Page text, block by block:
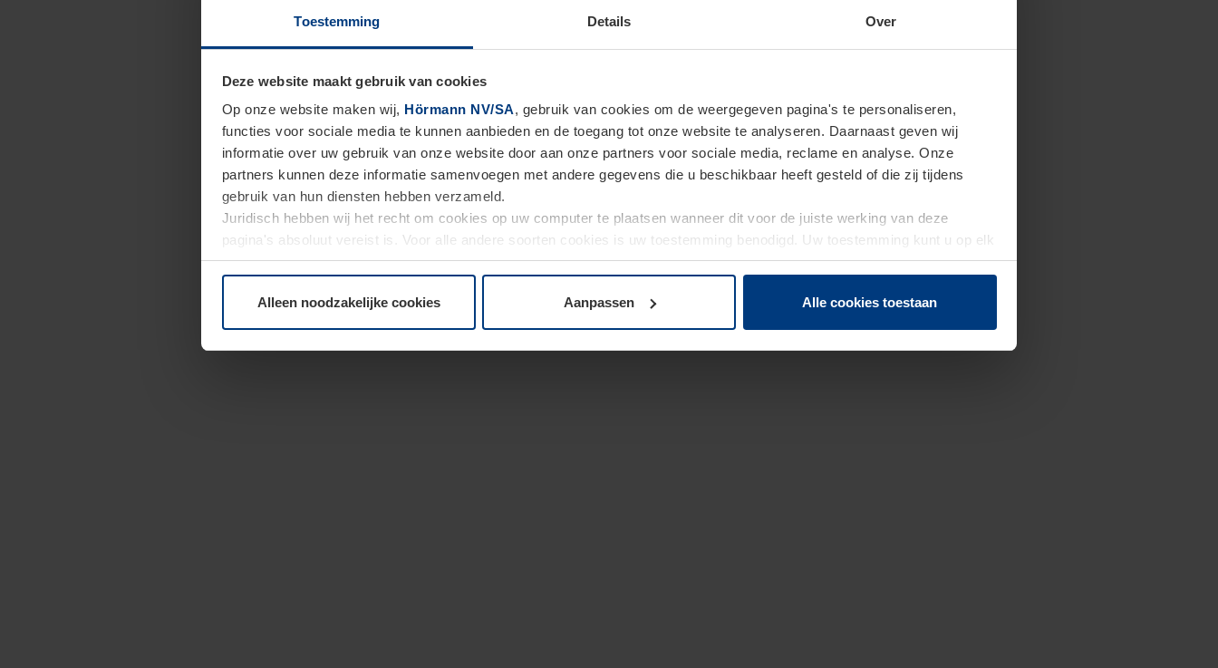
Toestemming Details Over
Deze website maakt gebruik van cookies
Op onze website maken wij, Hörmann NV/SA, gebruik van cookies om de weergegeven pagina's te personaliseren,
functies voor sociale media te kunnen aanbieden en de toegang tot onze website te analyseren. Daarnaast geven wij
informatie over uw gebruik van onze website door aan onze partners voor sociale media, reclame en analyse. Onze
partners kunnen deze informatie samenvoegen met andere gegevens die u beschikbaar heeft gesteld of die zij tijdens
gebruik van hun diensten hebben verzameld.
Juridisch hebben wij het recht om cookies op uw computer te plaatsen wanneer dit voor de juiste werking van deze
pagina's absoluut vereist is. Voor alle andere soorten cookies is uw toestemming benodigd. Uw toestemming kunt u op elk
moment bij de uitleg van de cookies op paginaPrivacyverklaringop onze website wijzigen of herroepen.
Alleen noodzakelijke cookies Aanpassen Alle cookies toestaan